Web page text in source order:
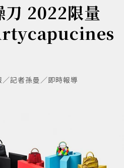
刀 2022限量
／記者孫曼／即時報導